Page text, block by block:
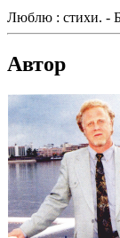
Люблю : стихи. -
Автор